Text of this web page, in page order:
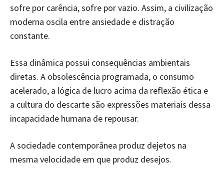
sofre por carência, sofre por vazio. Assim, a civilização
moderna oscila entre ansiedade e distração
constante.
Essa dinâmica possui consequências ambientais
diretas. A obsolescência programada, o consumo
acelerado, a lógica de lucro acima da reflexão ética e
a cultura do descarte são expressões materiais dessa
incapacidade humana de repousar.
A sociedade contemporânea produz dejetos na
mesma velocidade em que produz desejos.